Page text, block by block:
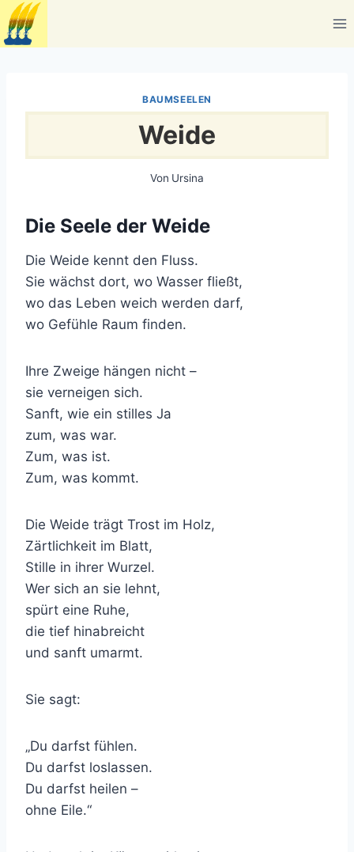
Zum
Inhalt
springen
BAUMSEELEN
Weide
Von Ursina
Die Seele der Weide
Die Weide kennt den Fluss.
Sie wächst dort, wo Wasser fließt,
wo das Leben weich werden darf,
wo Gefühle Raum finden.
Ihre Zweige hängen nicht –
sie verneigen sich.
Sanft, wie ein stilles Ja
zum, was war.
Zum, was ist.
Zum, was kommt.
Die Weide trägt Trost im Holz,
Zärtlichkeit im Blatt,
Stille in ihrer Wurzel.
Wer sich an sie lehnt,
spürt eine Ruhe,
die tief hinabreicht
und sanft umarmt.
Sie sagt:
„Du darfst fühlen.
Du darfst loslassen.
Du darfst heilen –
ohne Eile.“